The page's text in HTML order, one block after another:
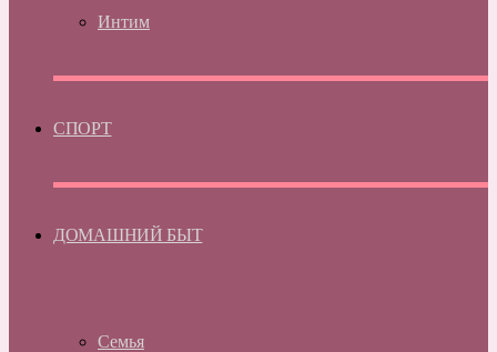
Интим
СПОРТ
ДОМАШНИЙ БЫТ
Семья